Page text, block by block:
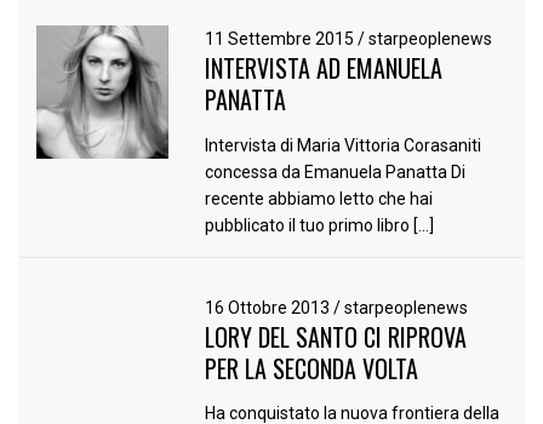
11 Settembre 2015/ starpeoplenews
INTERVISTA AD EMANUELA
PANATTA
Intervista di Maria Vittoria Corasaniti
concessa da Emanuela Panatta Di
recente abbiamo letto che hai
pubblicato il tuo primo libro […]
16 Ottobre 2013/ starpeoplenews
LORY DEL SANTO CI RIPROVA
PER LA SECONDA VOLTA
Ha conquistato la nuova frontiera della